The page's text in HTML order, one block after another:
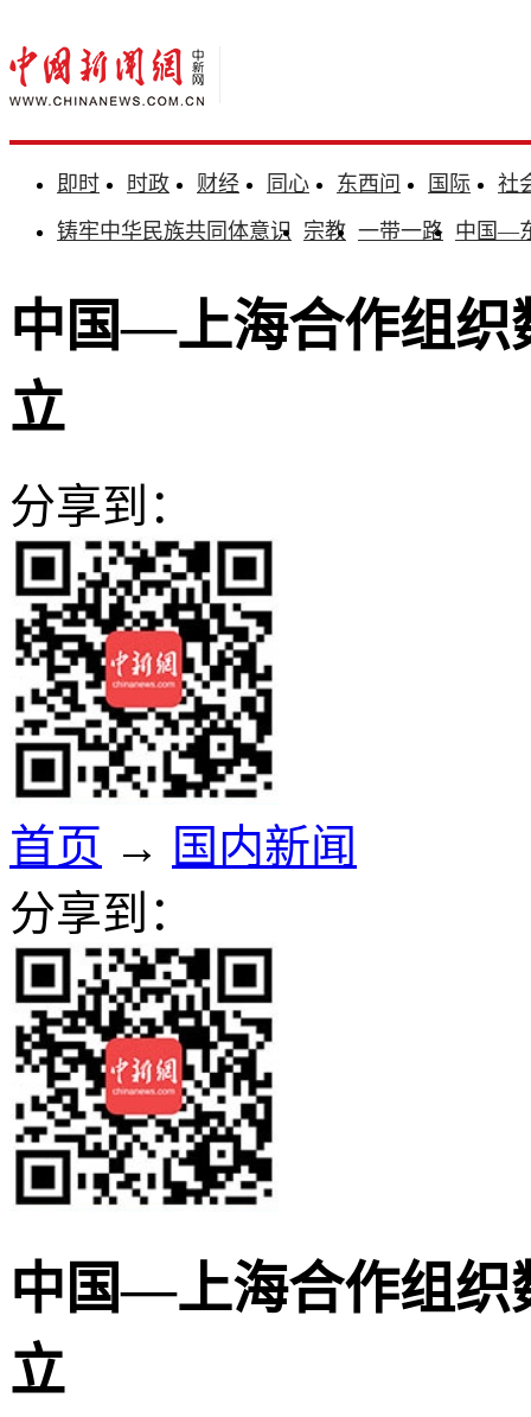
即时 时政 财经 同心 东西问 国际
社
铸牢中华民族共同体意识 宗教 一带一路 中国—
中国—上海合作组织
立
分享到：
首页 → 国内新闻
分享到：
中国—上海合作组织
立